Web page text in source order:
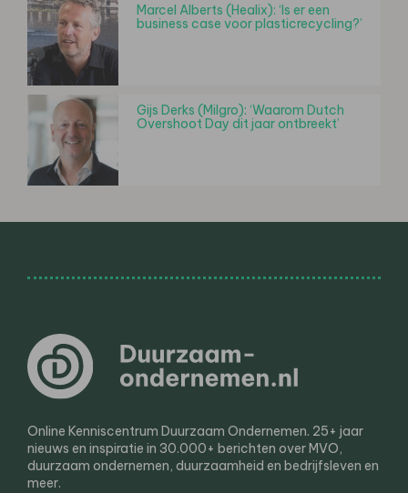
Marcel Alberts (Healix): ‘Is er een
business case voor plasticrecycling?’
Gijs Derks (Milgro): ‘Waarom Dutch
Overshoot Day dit jaar ontbreekt’
Online Kenniscentrum Duurzaam Ondernemen. 25+ jaar
nieuws en inspiratie in 30.000+ berichten over MVO,
duurzaam ondernemen, duurzaamheid en bedrijfsleven en
meer.